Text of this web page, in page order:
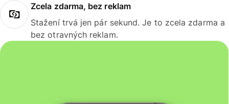
Zcela zdarma, bez reklam
Stažení trvá jen pár sekund. Je to zcela zdarma a
bez otravných reklam.